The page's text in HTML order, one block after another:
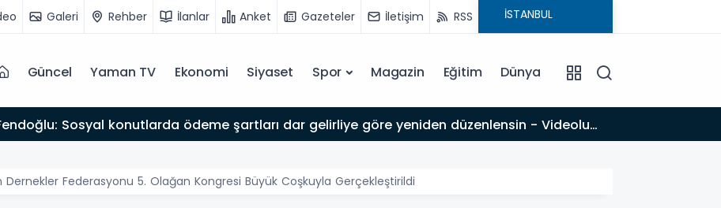
Galeri Rehber İlanlar Anket Gazeteler İletişim RSS
Güncel Yaman TV Ekonomi Siyaset Spor Magazin Eğitim Dünya
açıklıyor’
Dernekler Federasyonu 5. Olağan Kongresi Büyük Coşkuyla Gerçekleştirildi